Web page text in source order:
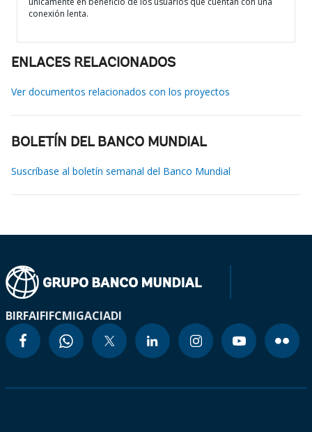
conexión lenta.
ENLACES RELACIONADOS
Ver documentos relacionados con los proyectos
BOLETÍN DEL BANCO MUNDIAL
Suscríbase al boletín semanal del Banco Mundial
BIRFAIFIFCMIGACIADI